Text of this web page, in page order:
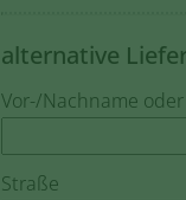
alternative
Vor-/Nachname
Straße